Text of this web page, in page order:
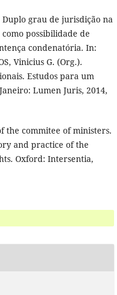
Duplo grau de jurisdição na
possibilidade de
condenatória. In:
Vinicius G. (Org.).
Estudos para um
Lumen Juris, 2014,
the commitee of ministers.
and practice of the
Oxford: Intersentia,